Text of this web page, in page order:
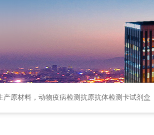
原材料，动物疫病检测抗原抗体检测卡试剂盒